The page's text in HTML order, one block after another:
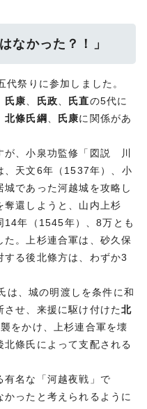
なかった？！」
祭りに参加しました。
氏康 氏政 氏直の5代に
北條氏綱 氏康に関係があ
が、小泉功監修「図説 川
、天文6年（1537年）、小
であった河越城を攻略し
奪還しようと、山内上杉
14年（1545年）、8万とも
。上杉連合軍は、砂久保
る後北條方は、わずか3
は、城の明渡しを条件に和
させ、来援に駆け付けた北
をかけ、上杉連合軍を壊
條氏によって支配される
有名な「河越夜戦」で
ったと考えられるように